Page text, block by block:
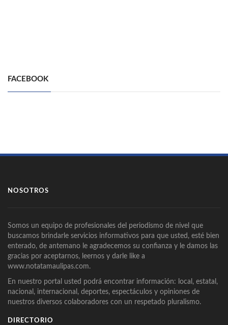
FACEBOOK
NOSOTROS
Somos un equipo de profesionales del periodismo de nivel que
buscamos brindarle servicios informativos para que usted, esté bien
enterado, de antemano le agradecemos su confianza y le damos las
gracias por aceptarnos, leernos y darle like a
www.notatamaulipas.com.
En nuestro portal usted podrá encontrar información: local, estatal,
nacional, internacional, deportes, espectáculos y opiniones de
nuestros diversos colaboradores con un respetado pluralismo.
DIRECTORIO